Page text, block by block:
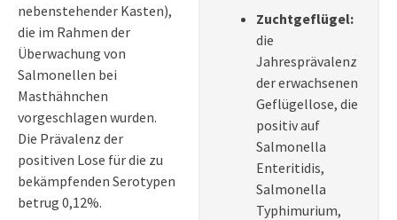
Zuchtgeflügel:
die
Jahresprävalenz
der erwachsenen
Geflügellose, die
positiv auf
Salmonella
Enteritidis,
Salmonella
Typhimurium,
nebenstehender Kasten),
die im Rahmen der
Überwachung von
Salmonellen bei
Masthähnchen
vorgeschlagen wurden.
Die Prävalenz der
positiven Lose für die zu
bekämpfenden Serotypen
betrug 0,12%.